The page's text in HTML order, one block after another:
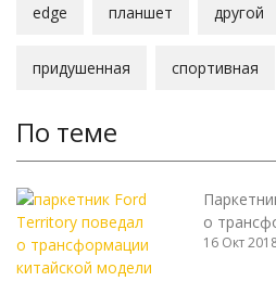
edge планшет другой
придушенная спортивная
По теме
о
16 Окт